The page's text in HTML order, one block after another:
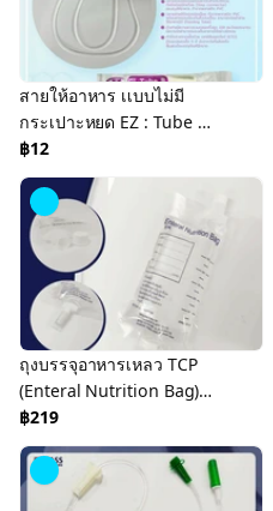
สายให้อาหาร เเบบไม่มี
กระเปาะหยด EZ : Tube B
สายให้อาหารเหลวผู้ป่วย
สายฟีดอาหาร
฿12
ถุงบรรจุอาหารเหลว TCP
(Enteral Nutrition Bag)
ถุงอาหารเหลวสำหรับผู้ป่วย
฿219